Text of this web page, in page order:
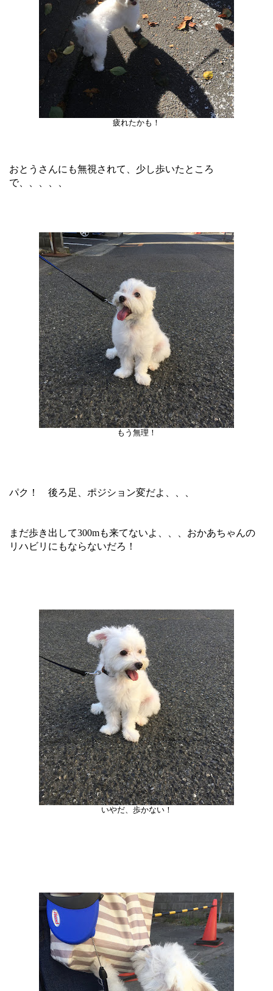
疲れたかも！
おとうさんにも無視されて、少し歩いたところ
で、、、、、
もう無理！
パク！ 後ろ足、ポジション変だよ、、、
まだ歩き出して300mも来てないよ、、、おかあちゃんの
リハビリにもならないだろ！
いやだ、歩かない！